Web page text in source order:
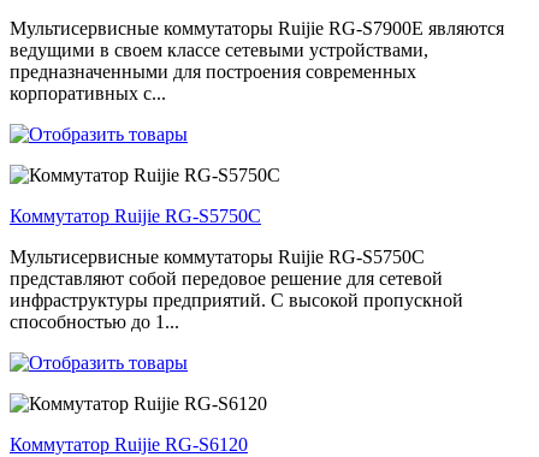
Мультисервисные коммутаторы Ruijie RG-S7900E являются
ведущими в своем классе сетевыми устройствами,
предназначенными для построения современных
корпоративных с...
Коммутатор Ruijie RG-S5750C
Мультисервисные коммутаторы Ruijie RG-S5750C
представляют собой передовое решение для сетевой
инфраструктуры предприятий. С высокой пропускной
способностью до 1...
Коммутатор Ruijie RG-S6120